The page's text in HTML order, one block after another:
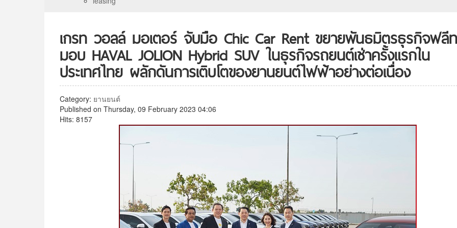
เกรท วอลล์ มอเตอร์ จับมือ Chic Car Rent ขยายพันธมิตรธุรกิจฟลี
มอบ HAVAL JOLION Hybrid SUV ในธุรกิจรถยนต์เช่าครั้งแรกใน
ประเทศไทย ผลักดันการเติบโตของยานยนต์ไฟฟ้าอย่างต่อเนื่อง
Category: ยานยนต์
Published on Thursday, 09 February 2023 04:06
Hits: 8157